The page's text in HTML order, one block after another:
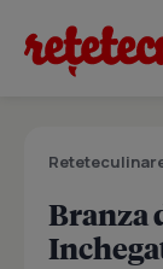
Branza